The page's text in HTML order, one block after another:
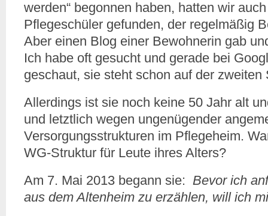
werden“ begonnen haben, hatten wir
Pflegeschüler gefunden, der regelmäßig
Aber einen Blog einer Bewohnerin gab
Ich habe oft gesucht und gerade bei
geschaut, sie steht schon auf der zweiten
Allerdings ist sie noch keine 50 Jahr alt
und letztlich wegen ungenügender
Versorgungsstrukturen im Pflegeheim.
WG-Struktur für Leute ihres Alters?
Am 7. Mai 2013 begann sie: Bevor ich
aus dem Altenheim zu erzählen, will ich